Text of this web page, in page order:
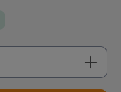
Wert ein